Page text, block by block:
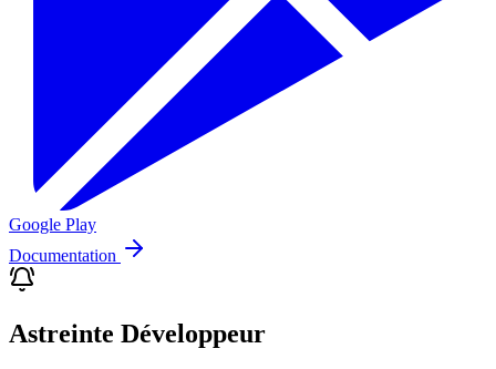
Google Play
Documentation
Astreinte Développeur